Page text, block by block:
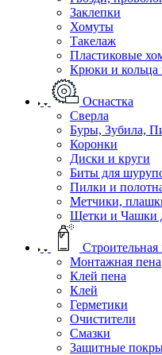
Заклепки
Хомуты
Такелаж
Пластиковые
Крюки и кольца
Оснастка
Сверла
Буры, Зубила,
Коронки
Диски и круги
Биты для
Пилки и
Метчики,
Щетки и Чашки
Монтажная пена
Клей пена
Клей
Герметики
Очистители
Смазки
Защитные